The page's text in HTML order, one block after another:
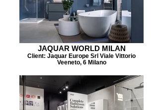
JAQUAR WORLD MILAN
Client: Jaquar Europe Srl Viale Vittorio
Veeneto, 6 Milano